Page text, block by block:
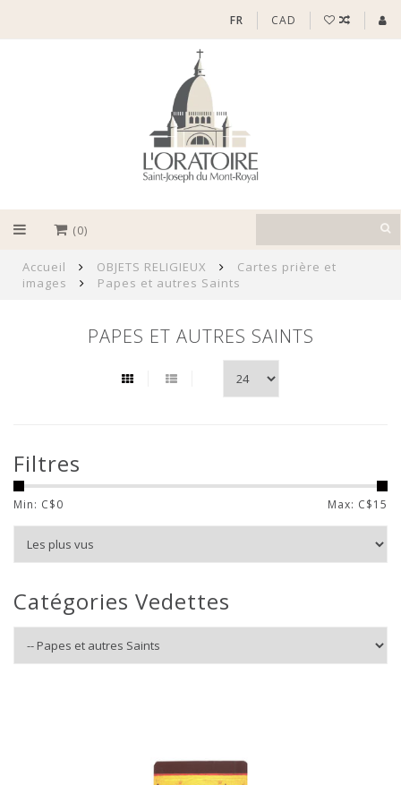
FR CAD
(0)
Accueil OBJETS RELIGIEUX
Cartes prière et
images
Papes et autres Saints
PAPES ET AUTRES SAINTS
Filtres
Min: C$0 Max: C$15
Catégories Vedettes